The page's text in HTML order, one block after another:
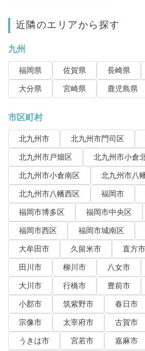
近隣のエリアから探す
九州
福岡県 佐賀県 長崎県
大分県
宮崎県 鹿児島県
市区町村
北九州市 北九州市門司区
北九州市戸畑区
北九州市小倉
北九州市小倉南区
北九州市八
北九州市八幡西区
福岡市
福岡市博多区
福岡市中央区
福岡市西区
福岡市城南区
大牟田市
久留米市 直方市
田川市
柳川市 八女市
大川市
行橋市 豊前市
小郡市
筑紫野市 春日市
宗像市
太宰府市 古賀市
うきは市
宮若市 嘉麻市